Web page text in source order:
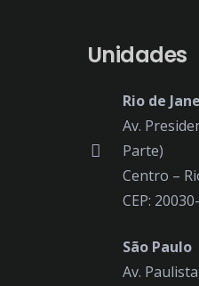
Unidades
Rio de
Av.
Parte)
Centro –
CEP:
São Paulo
Av.